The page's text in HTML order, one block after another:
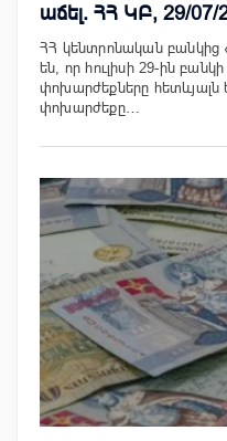
աճել. ՀՀ ԿԲ, 29/07/
ՀՀ կենտրոնական բանկից
են, որ հուլիսի 29-ին
փոխարժեքները հետևյալն
փոխարժեքը…